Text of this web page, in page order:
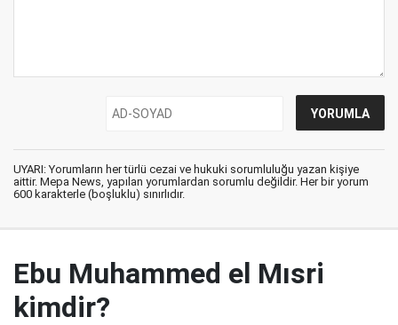
UYARI: Yorumların her türlü cezai ve hukuki sorumluluğu yazan kişiye
aittir. Mepa News, yapılan yorumlardan sorumlu değildir. Her bir yorum
600 karakterle (boşluklu) sınırlıdır.
Ebu Muhammed el Mısri
kimdir?